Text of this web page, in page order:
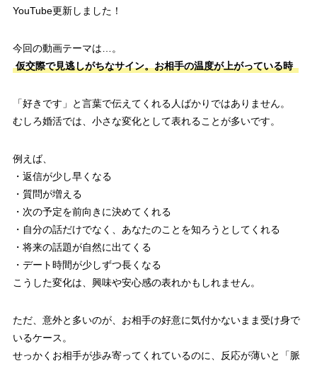
YouTube更新しました！
今回の動画テーマは…。
仮交際で見逃しがちなサイン。お相手の温度が上がっている時
「好きです」と言葉で伝えてくれる人ばかりではありません。
むしろ婚活では、小さな変化として表れることが多いです。
例えば、
・返信が少し早くなる
・質問が増える
・次の予定を前向きに決めてくれる
・自分の話だけでなく、あなたのことを知ろうとしてくれる
・将来の話題が自然に出てくる
・デート時間が少しずつ長くなる
こうした変化は、興味や安心感の表れかもしれません。
ただ、意外と多いのが、お相手の好意に気付かないまま受け身で
いるケース。
せっかくお相手が歩み寄ってくれているのに、反応が薄いと「脈